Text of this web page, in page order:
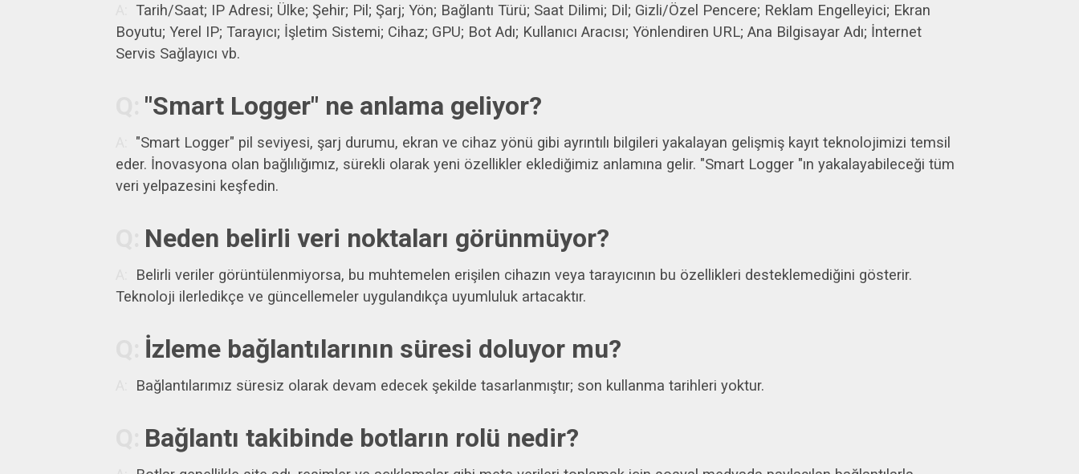
Tarih/Saat; IP Adresi; Ülke; Şehir; Pil; Şarj; Yön; Bağlantı Türü; Saat Dilimi; Dil; Gizli/Özel Pencere; Reklam Engelleyici; Ekran
Boyutu; Yerel IP; Tarayıcı; İşletim Sistemi; Cihaz; GPU; Bot Adı; Kullanıcı Aracısı; Yönlendiren URL; Ana Bilgisayar Adı; İnternet
Servis Sağlayıcı vb.
"Smart Logger" ne anlama geliyor?
"Smart Logger" pil seviyesi, şarj durumu, ekran ve cihaz yönü gibi ayrıntılı bilgileri yakalayan gelişmiş kayıt teknolojimizi temsil
eder. İnovasyona olan bağlılığımız, sürekli olarak yeni özellikler eklediğimiz anlamına gelir. "Smart Logger "ın yakalayabileceği tüm
veri yelpazesini keşfedin.
Neden belirli veri noktaları görünmüyor?
Belirli veriler görüntülenmiyorsa, bu muhtemelen erişilen cihazın veya tarayıcının bu özellikleri desteklemediğini gösterir.
Teknoloji ilerledikçe ve güncellemeler uygulandıkça uyumluluk artacaktır.
İzleme bağlantılarının süresi doluyor mu?
Bağlantılarımız süresiz olarak devam edecek şekilde tasarlanmıştır; son kullanma tarihleri yoktur.
Bağlantı takibinde botların rolü nedir?